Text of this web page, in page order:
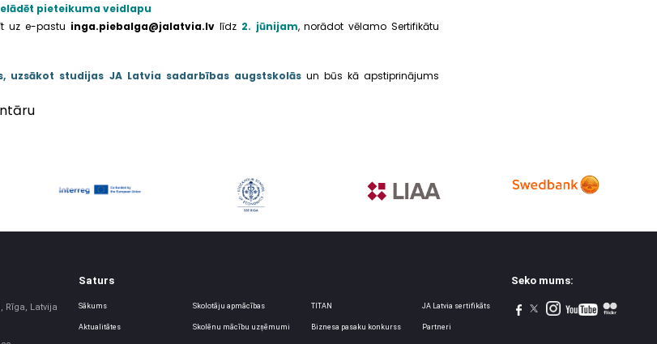
pieteikuma veidlapu
uz e-pastu inga.piebalga@jalatvia.lvlīdz 2. jūnijam, norādot vēlamo Sertifikātu
uzsākot studijas JA Latvia sadarbības augstskolāsun būs kā apstiprinājums
Rīga, Latvija
Saturs
Sākums
Aktualitātes
Skolotāju apmācības
Skolēnu mācību uzņēmumi
TITAN
Biznesa pasaku konkurss
JA Latvia sertifikāts
Partneri
Seko mums: